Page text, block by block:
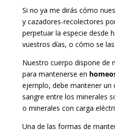
Si no ya me dirás cómo
y cazadores-recolectores
perpetuar la especie desde
vuestros días, o cómo se
Nuestro cuerpo dispone de
para mantenerse en
ejemplo, debe mantener un
sangre entre los minerales
o minerales con carga
Una de las formas de